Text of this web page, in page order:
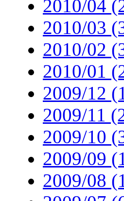
2010/04
2010/03
2010/02
2010/01
2009/12
2009/11
2009/10
2009/09
2009/08